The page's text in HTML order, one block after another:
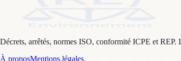
Décrets, arrêtés, normes ISO, conformité ICPE et
À proposMentions légales